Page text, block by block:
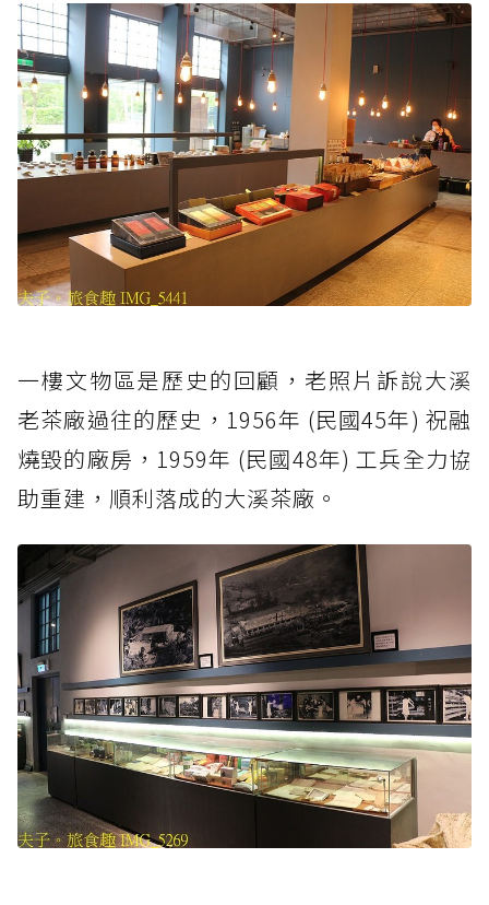
一樓文物區是歷史的回顧，老照片訴說大溪
老茶廠過往的歷史，1956年 (民國45年) 祝融
燒毀的廠房，1959年 (民國48年) 工兵全力協
助重建，順利落成的大溪茶廠。